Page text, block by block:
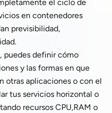
el ciclo de
en contenedores
previsibilidad,
puedes definir cómo
y las formas en que
otras aplicaciones o con el
tus servicios horizontal o
recursos CPU,RAM o